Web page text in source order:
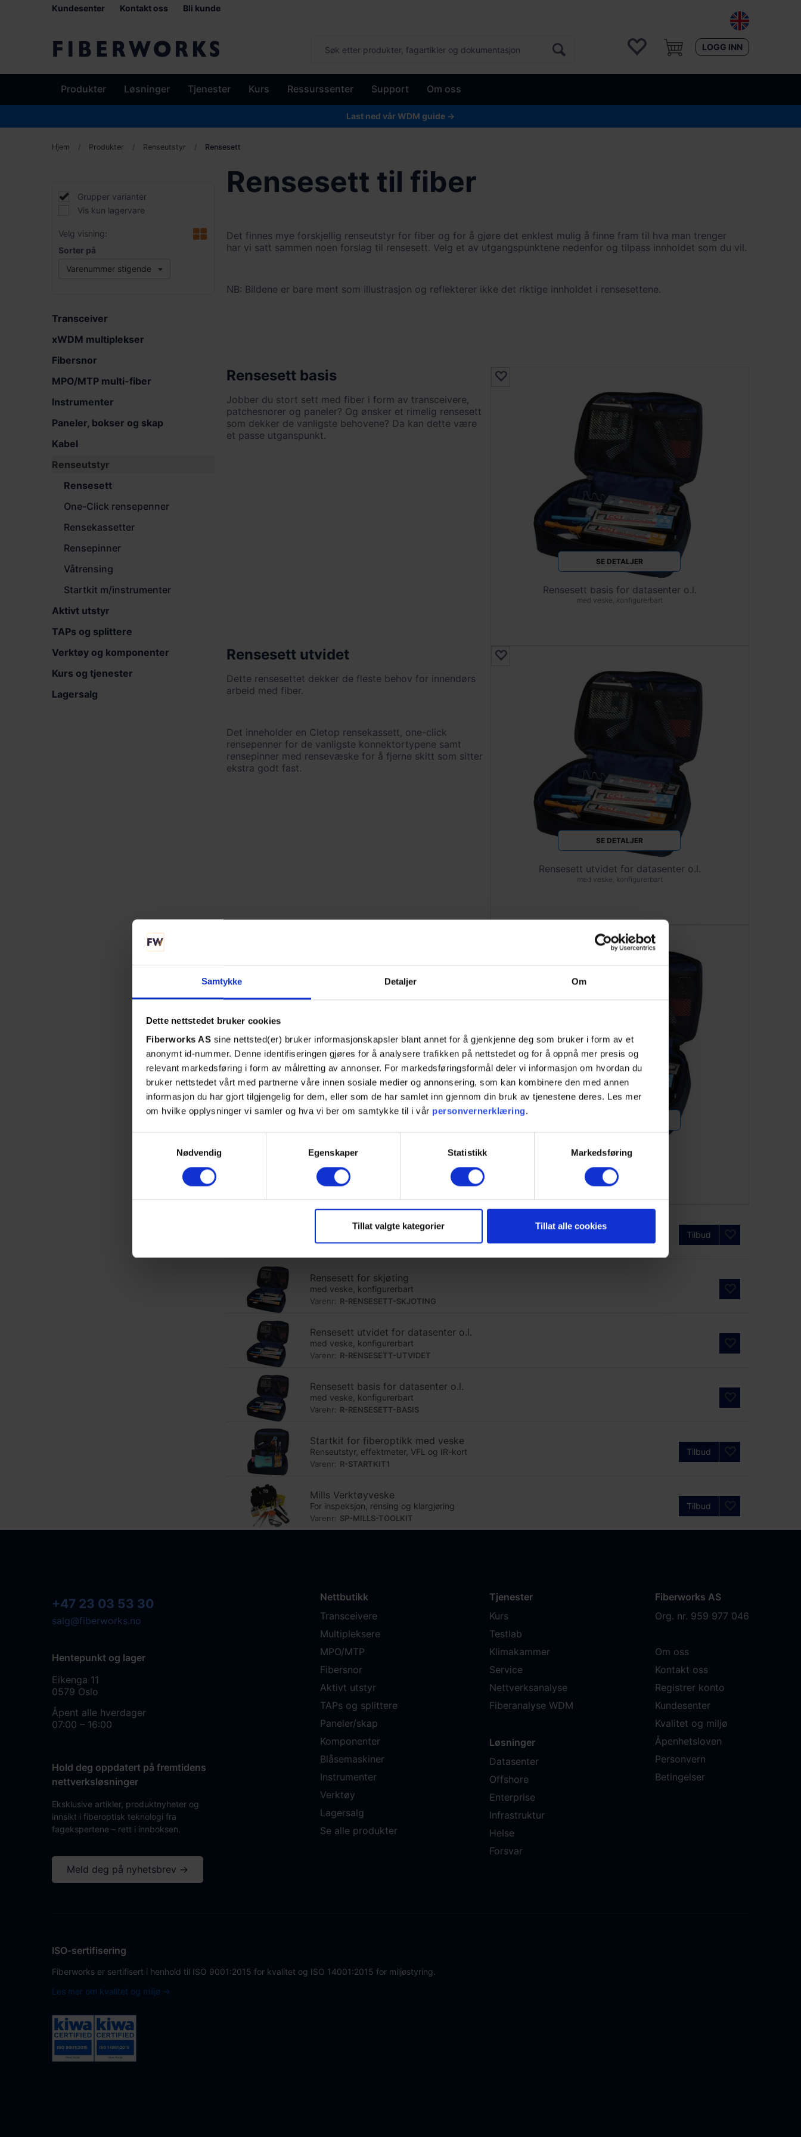
Samtykke Detaljer Om
Dette nettstedet bruker cookies
Fiberworks AS sine nettsted(er) bruker informasjonskapsler blant annet for å gjenkjenne deg som bruker i form av et
anonymt id-nummer. Denne identifiseringen gjøres for å analysere trafikken på nettstedet og for å oppnå mer presis og
relevant markedsføring i form av målretting av annonser. For markedsføringsformål deler vi informasjon om hvordan du
bruker nettstedet vårt med partnerne våre innen sosiale medier og annonsering, som kan kombinere den med annen
informasjon du har gjort tilgjengelig for dem, eller som de har samlet inn gjennom din bruk av tjenestene deres. Les mer
om hvilke opplysninger vi samler og hva vi ber om samtykke til i vår personvernerklæring.
Nødvendig
Egenskaper Statistikk Markedsføring
Tillat valgte kategorier Tillat alle cookies
Kundesenter Kontakt oss Bli kunde
LOGG INN
Produkter Løsninger Tjenester Kurs Ressurssenter Support Om oss
Last ned vår WDM guide →
Hjem Produkter Renseutstyr Rensesett
Grupper varianter
Vis kun lagervare
Velg visning:
Sorter på
Varenummer stigende
Transceiver
xWDM multiplekser
Fibersnor
MPO/MTP multi-fiber
Instrumenter
Paneler, bokser og skap
Kabel
Renseutstyr
Rensesett
One-Click rensepenner
Rensekassetter
Rensepinner
Våtrensing
Startkit m/instrumenter
Aktivt utstyr
TAPs og splittere
Verktøy og komponenter
Kurs og tjenester
Lagersalg
Rensesett til fiber
Det finnes mye forskjellig renseutstyr for fiber og for å gjøre det enklest mulig å finne fram til hva man trenger
har vi satt sammen noen forslag til rensesett. Velg et av utgangspunktene nedenfor og tilpass innholdet som du vil.
NB: Bildene er bare ment som illustrasjon og reflekterer ikke det riktige innholdet i rensesettene.
Rensesett basis
Jobber du stort sett med fiber i form av transceivere,
patchesnorer og paneler? Og ønsker et rimelig rensesett
som dekker de vanligste behovene? Da kan dette være
et passe utganspunkt.
SE DETALJER
Rensesett basis for datasenter o.l.
med veske, konfigurerbart
Rensesett utvidet
Dette rensesettet dekker de fleste behov for innendørs
arbeid med fiber.
Det inneholder en Cletop rensekassett, one-click
rensepenner for de vanligste konnektortypene samt
rensepinner med rensevæske for å fjerne skitt som sitter
ekstra godt fast.
SE DETALJER
Rensesett utvidet for datasenter o.l.
med veske, konfigurerbart
forstørrelsesglass og lykt.
Rensesett for skjøting
med veske, konfigurerbart
Fiberworks veske blå, høy
Varenr: R-VESKE-FIBERWORKS-H
Tilbud
Rensesett for skjøting
med veske, konfigurerbart
Varenr: R-RENSESETT-SKJOTING
Rensesett utvidet for datasenter o.l.
med veske, konfigurerbart
Varenr: R-RENSESETT-UTVIDET
Rensesett basis for datasenter o.l.
med veske, konfigurerbart
Varenr: R-RENSESETT-BASIS
Startkit for fiberoptikk med veske
Renseutstyr, effektmeter, VFL og IR-kort
Varenr: R-STARTKIT1
Tilbud
Mills Verktøyveske
For inspeksjon, rensing og klargjøring
Varenr: SP-MILLS-TOOLKIT
Tilbud
+47 23 03 53 30
salg@fiberworks.no
Hentepunkt og lager
Eikenga 11
0579 Oslo
Åpent alle hverdager
07:00 – 16:00
Hold deg oppdatert på fremtidens
nettverksløsninger
Eksklusive artikler, produktnyheter og
innsikt i fiberoptisk teknologi fra
fagekspertene – rett i innboksen.
Meld deg på nyhetsbrev →
Nettbutikk
Transceivere
Multipleksere
MPO/MTP
Fibersnor
Aktivt utstyr
TAPs og splittere
Paneler/skap
Komponenter
Blåsemaskiner
Instrumenter
Verktøy
Lagersalg
Se alle produkter
Tjenester
Kurs
Testlab
Klimakammer
Service
Nettverksanalyse
Fiberanalyse WDM
Løsninger
Datasenter
Offshore
Enterprise
Infrastruktur
Helse
Forsvar
Fiberworks AS
Org. nr. 959 977 046
Om oss
Kontakt oss
Registrer konto
Kundesenter
Kvalitet og miljø
Åpenhetsloven
Personvern
Betingelser
ISO-sertifisering
Fiberworks er sertifisert i henhold til ISO 9001:2015 for kvalitet og ISO 14001:2015 for miljøstyring.
Les mer om kvalitet og miljø →